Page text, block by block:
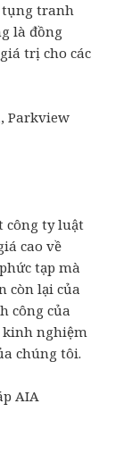
tụng tranh
là đồng
trị cho các
Parkview
công ty luật
cao về
tạp mà
còn lại của
công của
kinh nghiệm
chúng tôi.
AIA